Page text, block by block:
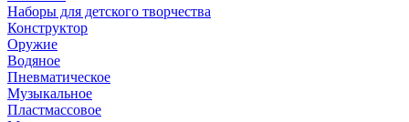
Наборы для детского творчества
Конструктор
Оружие
Водяное
Пневматическое
Музыкальное
Пластмассовое